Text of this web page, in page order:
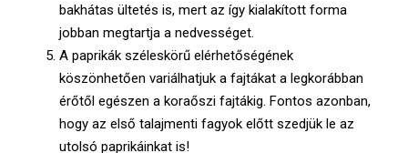
bakhátas ültetés is, mert az így kialakított forma
jobban megtartja a nedvességet.
A paprikák széleskörű elérhetőségének
köszönhetően variálhatjuk a fajtákat a legkorábban
érőtől egészen a koraőszi fajtákig. Fontos azonban,
hogy az első talajmenti fagyok előtt szedjük le az
utolsó paprikáinkat is!